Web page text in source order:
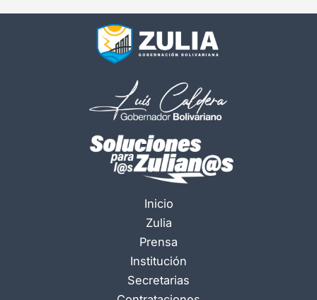
Inicio
Zulia
Prensa
Institución
Secretarias